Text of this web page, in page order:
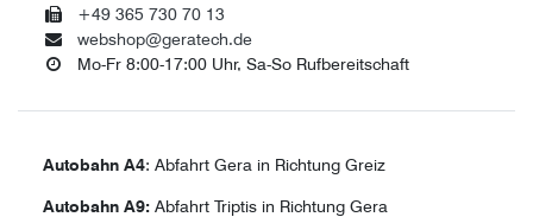
+49 365 730 70 13
webshop@geratech.de
Mo-Fr 8:00-17:00 Uhr, Sa-So Rufbereitschaft
Autobahn A4: Abfahrt Gera in Richtung Greiz
Autobahn A9: Abfahrt Triptis in Richtung Gera